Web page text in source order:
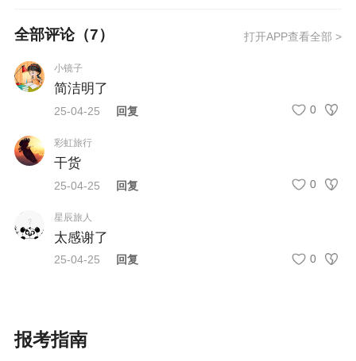
电子准考证无效。
2. 若身份证遗失，需提前办理相关证明。
3. 考试当天需携带有效居民身份证和纸质准考
4. 考试前务必核对准考证信息，如发现错误应及
时联系税协。
常见问题
税务师考试每年举行几次？
全部评论（7） 打开APP查看全部 >
小镜子
简洁明了
25-04-25 回复 0
彩虹旅行
干货
25-04-25 回复 0
星辰旅人
太感谢了
25-04-25 回复 0
报考指南